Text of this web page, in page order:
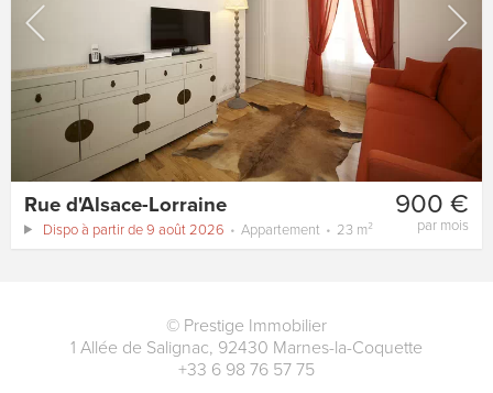
900 €
par mois
Rue d'Alsace-Lorraine
Dispo à partir de 9 août 2026 Appartement 23 m²
© Prestige Immobilier
1 Allée de Salignac, 92430 Marnes-la-Coquette
+33 6 98 76 57 75